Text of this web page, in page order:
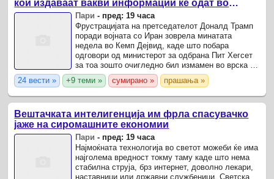
кои издаваат вакви информации ќе одат во
затвор“
Пари - пред: 19 часа
Фрустрацијата на претседателот Доналд Трамп
поради војната со Иран зоврела минатата
недела во Кемп Дејвид, каде што побара
одговори од министерот за одбрана Пит Хегсет
за тоа зошто очигледно бил измамен во врска со
екстремниот недостиг на муниција што сега се
заканува да ги ...
24 вести » +9 теми » сумирано » прашања »
Вештачката интелигенција им фрла спасувачко
јаже на сиромашните економии
Пари - пред: 19 часа
Најмоќната технологија во светот можеби ќе има
најголема вредност токму таму каде што нема
стабилна струја, брз интернет, доволно лекари,
наставници или државни службеници. Светска